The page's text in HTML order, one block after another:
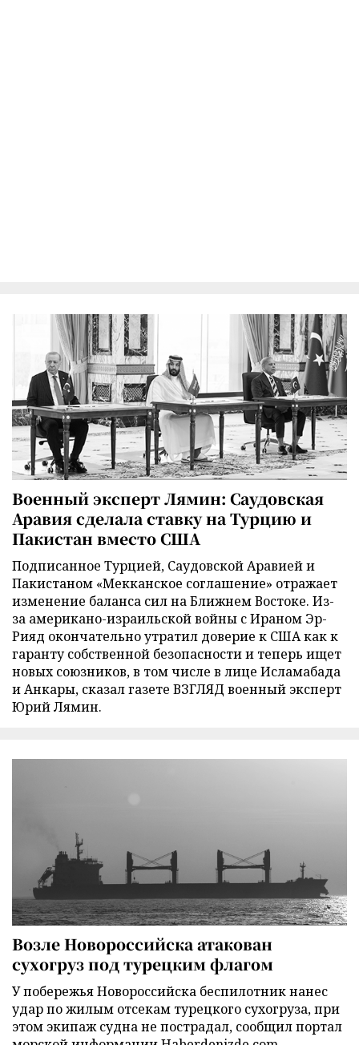
Военный эксперт Лямин: Саудовская
Аравия сделала ставку на Турцию и
Пакистан вместо США
Подписанное Турцией, Саудовской Аравией и
Пакистаном «Мекканское соглашение» отражает
изменение баланса сил на Ближнем Востоке. Из-
за американо-израильской войны с Ираном Эр-
Рияд окончательно утратил доверие к США как к
гаранту собственной безопасности и теперь ищет
новых союзников, в том числе в лице Исламабада
и Анкары, сказал газете ВЗГЛЯД военный эксперт
Юрий Лямин.
Возле Новороссийска атакован
сухогруз под турецким флагом
У побережья Новороссийска беспилотник нанес
удар по жилым отсекам турецкого сухогруза, при
этом экипаж судна не пострадал, сообщил портал